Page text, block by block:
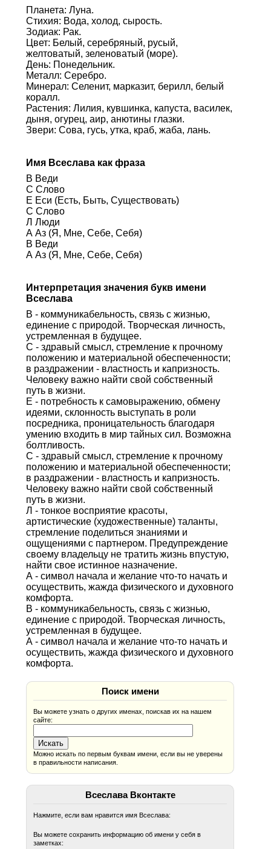
Планета: Луна.
Стихия: Вода, холод, сырость.
Зодиак: Рак.
Цвет: Белый, серебряный, русый,
желтоватый, зеленоватый (море).
День: Понедельник.
Металл: Серебро.
Минерал: Селенит, марказит, берилл, белый
коралл.
Растения: Лилия, кувшинка, капуста, василек,
дыня, огурец, аир, анютины глазки.
Звери: Сова, гусь, утка, краб, жаба, лань.
Имя Всеслава как фраза
В Веди
С Слово
Е Еси (Есть, Быть, Существовать)
С Слово
Л Люди
А Аз (Я, Мне, Себе, Себя)
В Веди
А Аз (Я, Мне, Себе, Себя)
Интерпретация значения букв имени
Всеслава
В - коммуникабельность, связь с жизнью,
единение с природой. Творческая личность,
устремленная в будущее.
С - здравый смысл, стремление к прочному
положению и материальной обеспеченности;
в раздражении - властность и капризность.
Человеку важно найти свой собственный
путь в жизни.
Е - потребность к самовыражению, обмену
идеями, склонность выступать в роли
посредника, проницательность благодаря
умению входить в мир тайных сил. Возможна
болтливость.
С - здравый смысл, стремление к прочному
положению и материальной обеспеченности;
в раздражении - властность и капризность.
Человеку важно найти свой собственный
путь в жизни.
Л - тонкое восприятие красоты,
артистические (художественные) таланты,
стремление поделиться знаниями и
ощущениями с партнером. Предупреждение
своему владельцу не тратить жизнь впустую,
найти свое истинное назначение.
А - символ начала и желание что-то начать и
осуществить, жажда физического и духовного
комфорта.
В - коммуникабельность, связь с жизнью,
единение с природой. Творческая личность,
устремленная в будущее.
А - символ начала и желание что-то начать и
осуществить, жажда физического и духовного
комфорта.
Поиск имени
Вы можете узнать о других именах, поискав их на нашем
сайте:
Можно искать по первым буквам имени, если вы не уверены
в правильности написания.
Всеслава Вконтакте
Нажмите, если вам нравится имя Всеслава:
Вы можете сохранить информацию об имени у себя в
заметках: